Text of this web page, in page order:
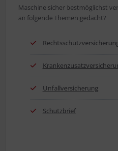
Maschi­ne sicher best­mög­lichst
an fol­gen­de The­men gedacht?
Unfall­ver­si­che­rung
Schutz­brief